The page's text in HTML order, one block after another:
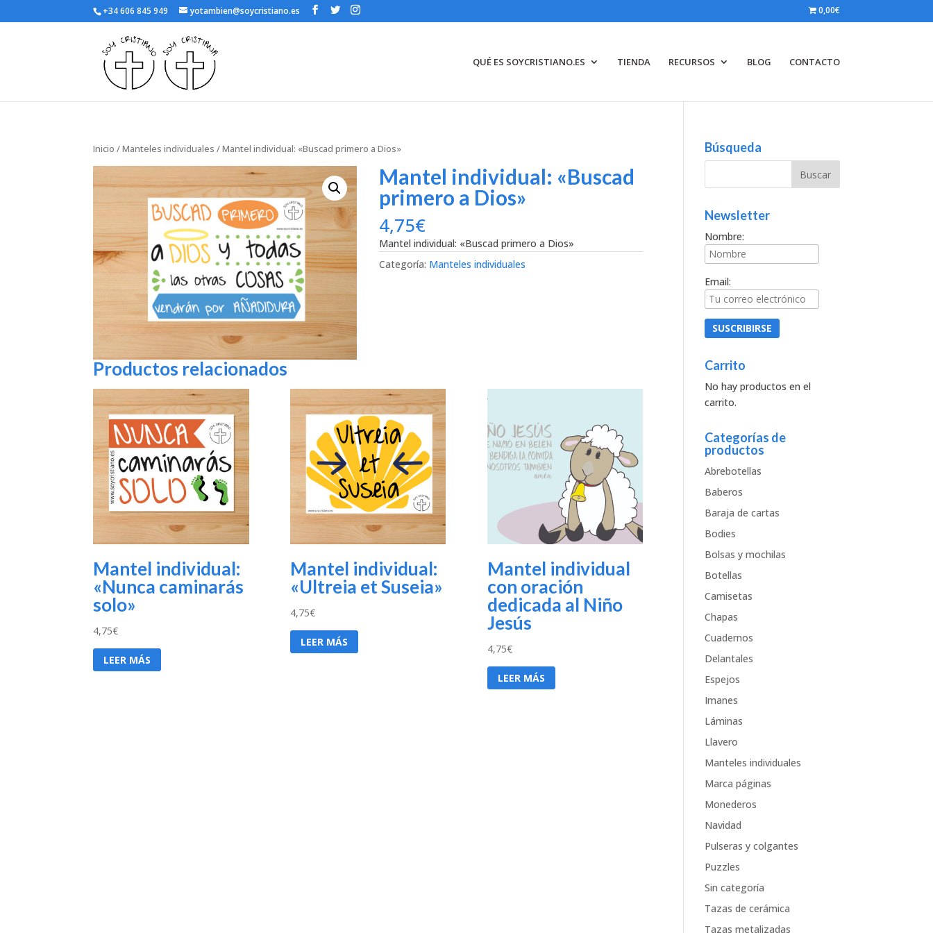
+34 606 845 949 yotambien@soycristiano.es 0,00€
QUÉ ES SOYCRISTIANO.ES TIENDA RECURSOS BLOG CONTACTO
Inicio /Manteles individuales / Mantel individual: «Buscad primero a Dios»
Mantel individual: «Buscad
primero a Dios»
4,75€
Mantel individual: «Buscad primero a Dios»
Categoría: Manteles individuales
Productos relacionados
Mantel individual:
«Nunca caminarás
solo»
4,75€
LEER MÁS
Mantel individual:
«Ultreia et Suseia»
4,75€
LEER MÁS
Mantel individual
con oración
dedicada al Niño
Jesús
4,75€
LEER MÁS
Búsqueda
Newsletter
Nombre:
Email:
Carrito
No hay productos en el
carrito.
Categorías de
productos
Abrebotellas
Baberos
Baraja de cartas
Bodies
Bolsas y mochilas
Botellas
Camisetas
Chapas
Cuadernos
Delantales
Espejos
Imanes
Láminas
Llavero
Manteles individuales
Marca páginas
Monederos
Navidad
Pulseras y colgantes
Puzzles
Sin categoría
Tazas de cerámica
Tazas metalizadas